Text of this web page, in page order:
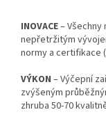
INOVACE–
nepřetržitým
normy a certifikace
VÝKON – Výčepní
zvýšeným
zhruba 50-70